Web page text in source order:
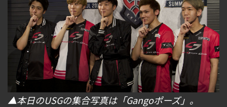
▲本日のUSGの集合写真は「Gangoポーズ」。